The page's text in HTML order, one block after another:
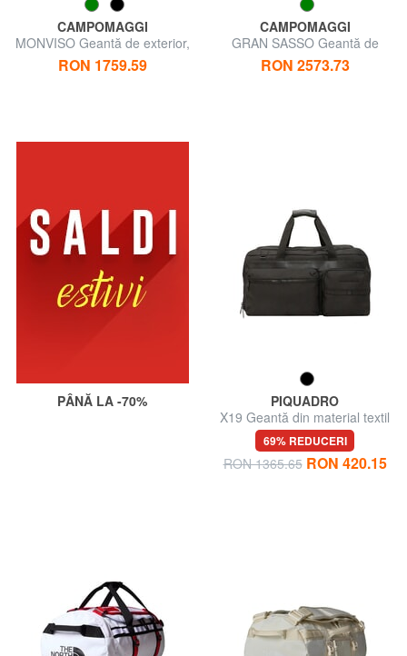
CAMPOMAGGI
MONVISO Geantă de exterior,
cu curea de umăr
RON 1759.59
CAMPOMAGGI
GRAN SASSO Geantă de
voiaj pentru exterior
RON 2573.73
PÂNĂ LA -70%
PIQUADRO
X19 Geantă din material textil
cu curea de umăr
69% REDUCERI
RON 1365.65 RON 420.15